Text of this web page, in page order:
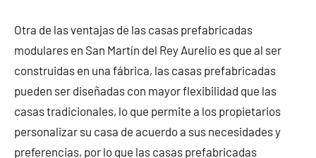
Otra de las ventajas de las casas prefabricadas
modulares en San Martín del Rey Aurelio es que al ser
construidas en una fábrica, las casas prefabricadas
pueden ser diseñadas con mayor flexibilidad que las
casas tradicionales, lo que permite a los propietarios
personalizar su casa de acuerdo a sus necesidades y
preferencias, por lo que las casas prefabricadas